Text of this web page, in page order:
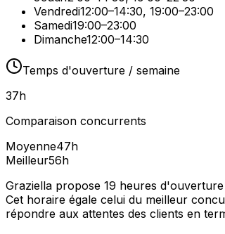
Vendredi12:00–14:30, 19:00–23:00
Samedi19:00–23:00
Dimanche12:00–14:30
Temps d'ouverture / semaine
37h
Comparaison concurrents
Moyenne47h
Meilleur56h
Graziella propose 19 heures
Cet horaire égale celui du meilleur
répondre aux attentes des clients en